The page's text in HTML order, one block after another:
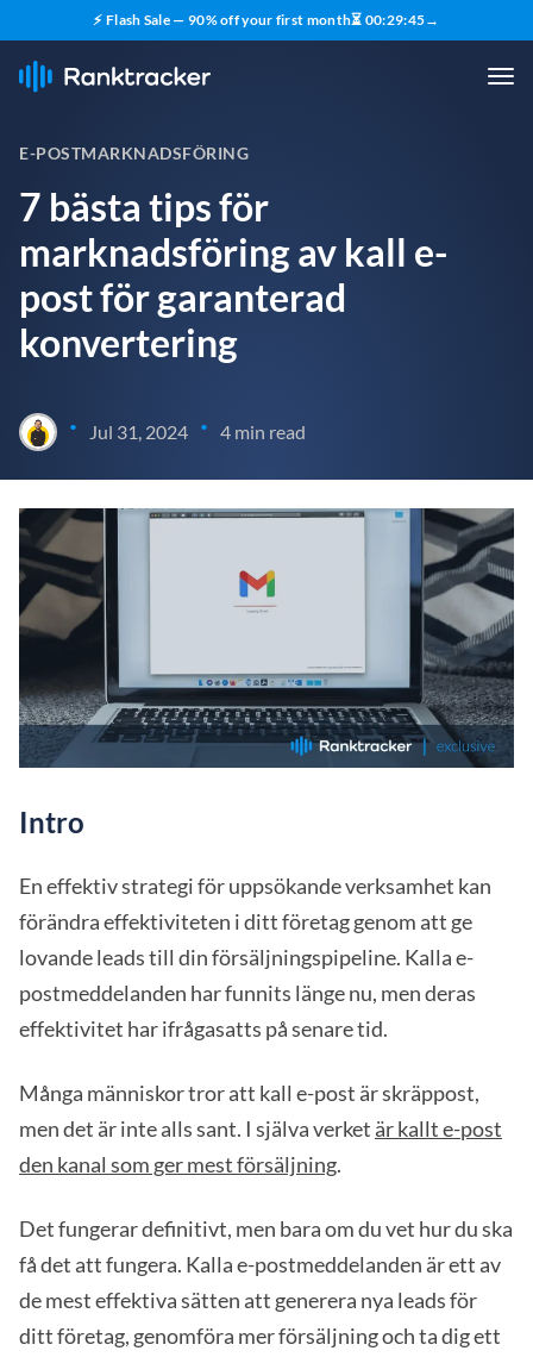
⚡ Flash Sale — 90% off your first month⏳ 00:29:44→
E-POSTMARKNADSFÖRING
7 bästa tips för
marknadsföring av kall e-
post för garanterad
konvertering
• Jul 31, 2024 • 4 min read
Intro
En effektiv strategi för uppsökande verksamhet kan
förändra effektiviteten i ditt företag genom att ge
lovande leads till din försäljningspipeline. Kalla e-
postmeddelanden har funnits länge nu, men deras
effektivitet har ifrågasatts på senare tid.
Många människor tror att kall e-post är skräppost,
men det är inte alls sant. I själva verket är kallt e-post
den kanal som ger mest försäljning.
Det fungerar definitivt, men bara om du vet hur du ska
få det att fungera. Kalla e-postmeddelanden är ett av
de mest effektiva sätten att generera nya leads för
ditt företag, genomföra mer försäljning och ta dig ett